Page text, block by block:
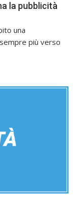
la pubblicità
una
più verso